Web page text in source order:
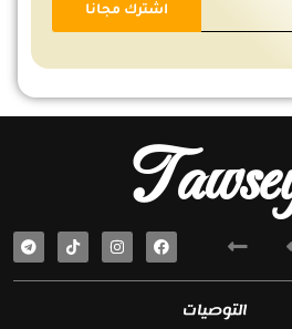
التوصيات
F
a
e
T
e
e